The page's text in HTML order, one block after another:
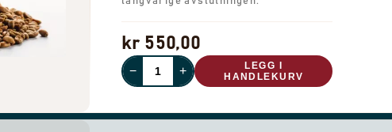
kr 550,00
− +
LEGG I
HANDLEKURV